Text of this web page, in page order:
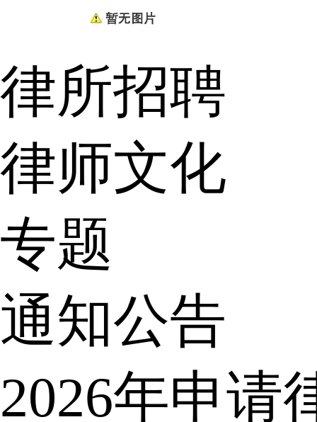
律所招聘
律师文化
专题
通知公告
2026年申请